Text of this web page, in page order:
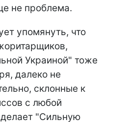
не проблема.
упомянуть, что
Украиной" тоже
далеко не
склонные к
с любой
"Сильную